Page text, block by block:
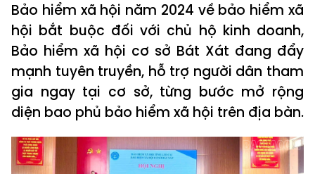
Bảo hiểm xã hội năm 2024 về bảo hiểm xã
hội bắt buộc đối với chủ hộ kinh doanh,
Bảo hiểm xã hội cơ sở Bát Xát đang đẩy
mạnh tuyên truyền, hỗ trợ người dân tham
gia ngay tại cơ sở, từng bước mở rộng
diện bao phủ bảo hiểm xã hội trên địa bàn.